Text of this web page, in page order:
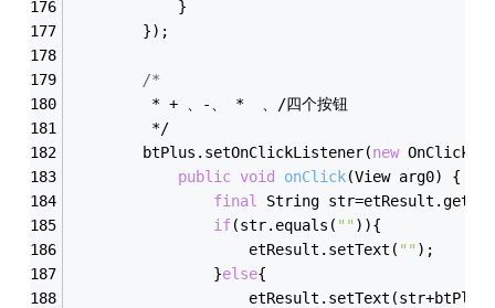
			}
		});
/*
         * + 、-、 *  、/四个按钮
         */
        btPlus.setOnClickListener(
new
public void onClick(View arg0)
{
final
String
if(str.equals( "" )){
					etResult.setText(
"" );
				}
else{